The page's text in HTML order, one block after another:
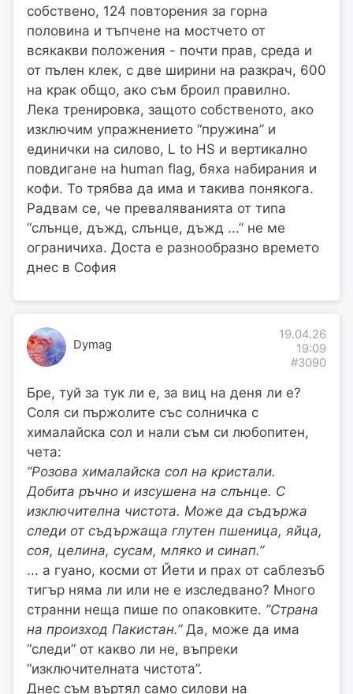
собствено, 124 повторения за горна
половина и тъпчене на мостчето от
всякакви положения - почти прав, среда и
от пълен клек, с две ширини на разкрач, 600
на крак общо, ако съм броил правилно.
Лека тренировка, защото собственото, ако
изключим упражнението “пружина” и
единички на силово, L to HS и вертикално
повдигане на human flag, бяха набирания и
кофи. То трябва да има и такива понякога.
Радвам се, че преваляванията от типа
“слънце, дъжд, слънце, дъжд ...” не ме
ограничиха. Доста е разнообразно времето
днес в София
Dymag
19.04.26
19:09
#3090
Бре, туй за тук ли е, за виц на деня ли е?
Соля си пържолите със солничка с
хималайска сол и нали съм си любопитен,
чета:
”Розова хималайска сол на кристали.
Добита ръчно и изсушена на слънце. С
изключителна чистота. Може да съдържа
следи от съдържаща глутен пшеница, яйца,
соя, целина, сусам, мляко и синап.”
... а гуано, косми от Йети и прах от саблезъб
тигър няма ли или не е изследвано? Много
странни неща пише по опаковките. ”Страна
на произход Пакистан.”Да, може да има
“следи” от какво ли не, въпреки
“изключителната чистота”.
Днес съм въртял само силови на